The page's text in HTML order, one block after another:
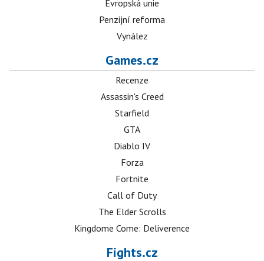
Evropská unie
Penzijní reforma
Vynález
Games.cz
Recenze
Assassin's Creed
Starfield
GTA
Diablo IV
Forza
Fortnite
Call of Duty
The Elder Scrolls
Kingdome Come: Deliverence
Fights.cz